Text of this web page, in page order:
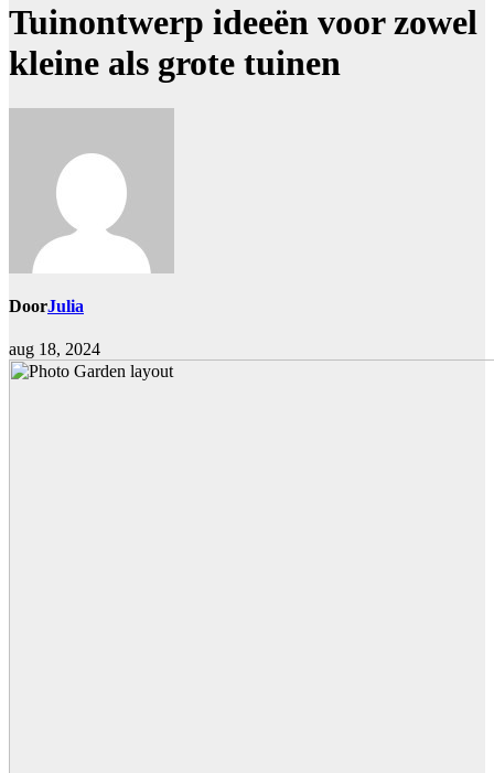
Tuinontwerp ideeën voor zowel
kleine als grote tuinen
DoorJulia
aug 18, 2024